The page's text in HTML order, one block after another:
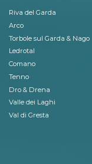
Riva del Garda
Arco
Torbole sul Garda & Nago
Ledrotal
Comano
Tenno
Dro & Drena
Valle dei Laghi
Val di Gresta